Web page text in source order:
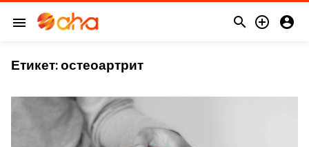
menu   
Етикет:остеоартрит